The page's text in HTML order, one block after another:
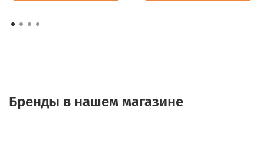
Бренды в нашем магазине